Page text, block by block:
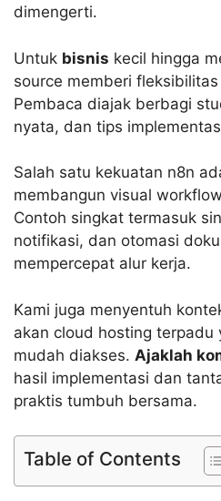
dimengerti.
Untuk bisnis kecil hingga
source memberi
Pembaca diajak berbagi
nyata, dan tips
Salah satu kekuatan n8n
membangun visual
Contoh singkat termasuk
notifikasi, dan otomasi
mempercepat alur kerja.
Kami juga menyentuh
akan cloud hosting terpadu
mudah diakses. Ajaklah
hasil implementasi dan
praktis tumbuh bersama.
Table of Contents